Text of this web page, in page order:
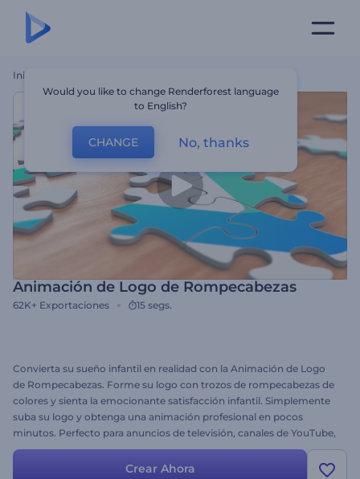
Inicio
Animación de Logo de Rompecabezas
62K+ Exportaciones 15 segs.
Convierta su sueño infantil en realidad con la Animación de Logo
de Rompecabezas. Forme su logo con trozos de rompecabezas de
colores y sienta la emocionante satisfacción infantil. Simplemente
suba su logo y obtenga una animación profesional en pocos
minutos. Perfecto para anuncios de televisión, canales de YouTube,
aperturas de presentaciones temáticas y mucho más. ¡Pruebe esta
plantilla y anime a su público hoy mismo!
Crear Ahora
Would you like to change Renderforest language
to English?
CHANGE No, thanks